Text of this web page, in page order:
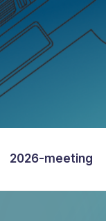
2026-meeting